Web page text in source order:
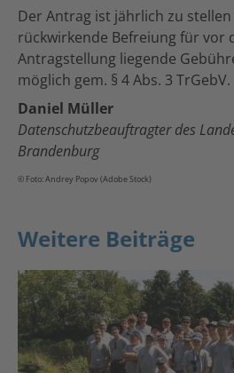
Der Antrag ist jährlich zu
rückwirkende Befreiung für vor
Antragstellung liegende
möglich gem. § 4 Abs. 3 TrGebV.
Daniel Müller
Datenschutzbeauftragter des
Brandenburg
© Foto: Andrey Popov (Adobe Stock)
Weitere Beiträge